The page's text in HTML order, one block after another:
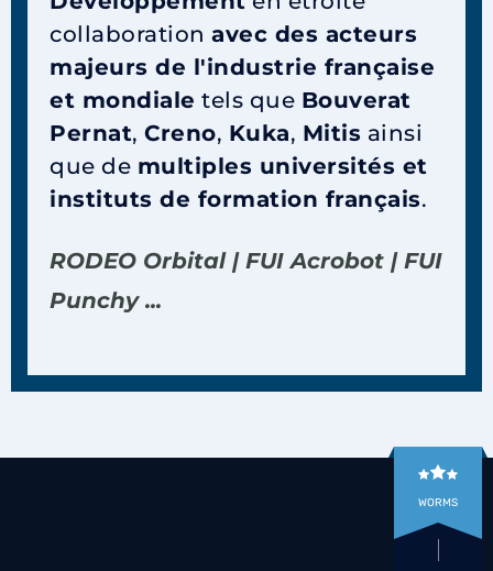
collaboration avec des acteurs
majeurs de l'industrie française
et mondiale tels que Bouverat
Pernat, Creno, Kuka, Mitis ainsi
que de multiples universités et
instituts de formation français.
RODEO Orbital | FUI Acrobot | FUI
Punchy ...
WORMS